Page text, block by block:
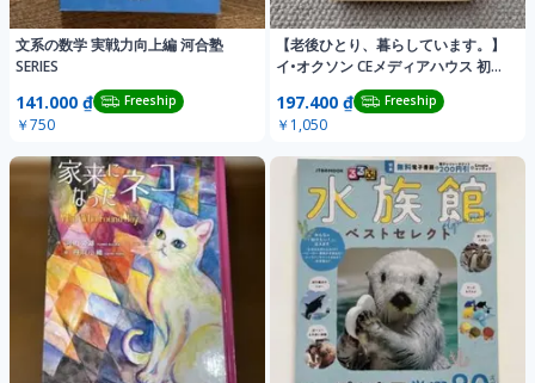
文系の数学 実戦力向上編 河合塾
SERIES
141.000 ₫ Freeship
￥750
【老後ひとり、暮らしています。】
イ•オクソン CEメディアハウス 初版
197.400 ₫ Freeship
￥1,050